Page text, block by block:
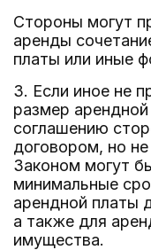
Стороны могут
аренды
платы или иные
3. Если иное не
размер
соглашению
договором, но
Законом могут
минимальные
арендной платы
а также для
имущества.